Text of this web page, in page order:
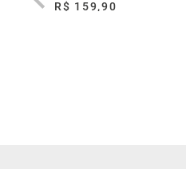
R$ 159,90